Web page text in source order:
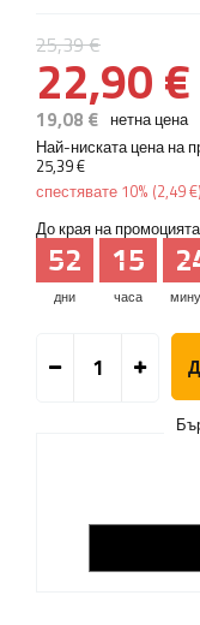
25,39 €
22,90 €
19,08 € нетна цена
Най-ниската цена на
25,39 €
спестявате 10% (2,49 €
До края на
дни
52
часа
15